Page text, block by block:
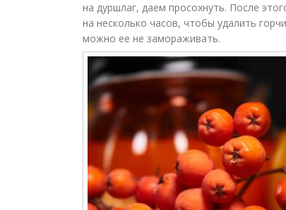
на дуршлаг, даем просохнуть. После
на несколько часов, чтобы удалить
можно ее не замораживать.